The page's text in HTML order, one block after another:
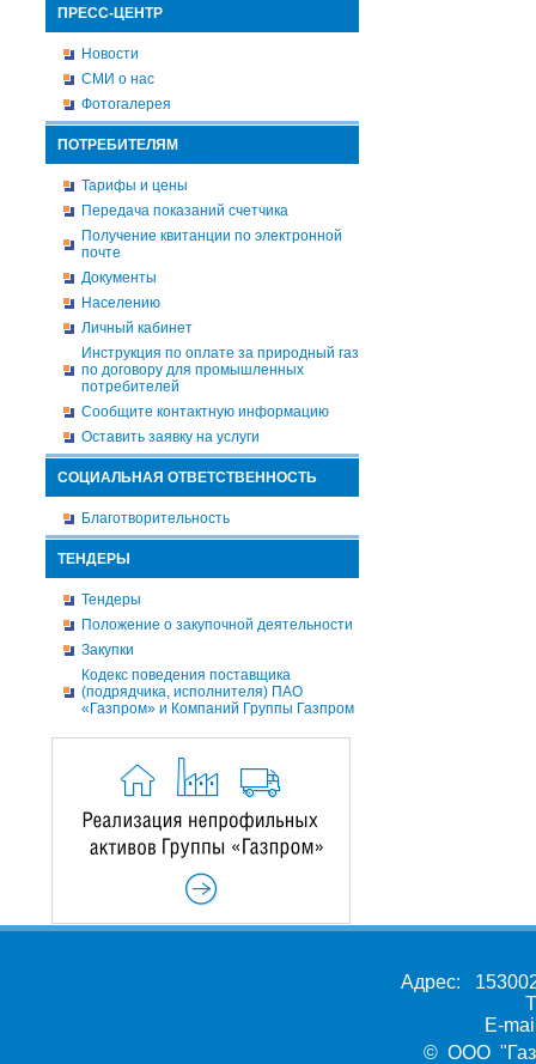
ПРЕСС-ЦЕНТР
Новости
СМИ о нас
Фотогалерея
ПОТРЕБИТЕЛЯМ
Тарифы и цены
Передача показаний счетчика
Получение квитанции по электронной
почте
Документы
Населению
Личный кабинет
Инструкция по оплате за природный газ
по договору для промышленных
потребителей
Сообщите контактную информацию
Оставить заявку на услуги
СОЦИАЛЬНАЯ ОТВЕТСТВЕННОСТЬ
Благотворительность
ТЕНДЕРЫ
Тендеры
Положение о закупочной деятельности
Закупки
Кодекс поведения поставщика
(подрядчика, исполнителя) ПАО
«Газпром» и Компаний Группы Газпром
Адрес:
E-
© ООО